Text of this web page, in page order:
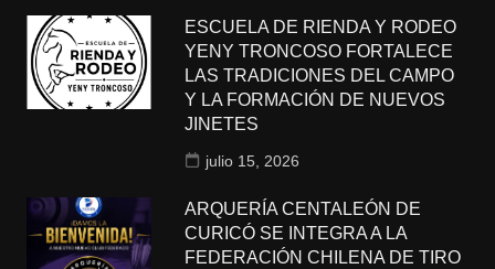
ESCUELA DE RIENDA Y RODEO
YENY TRONCOSO FORTALECE
LAS TRADICIONES DEL CAMPO
Y LA FORMACIÓN DE NUEVOS
JINETES
julio 15, 2026
ARQUERÍA CENTALEÓN DE
CURICÓ SE INTEGRA A LA
FEDERACIÓN CHILENA DE TIRO